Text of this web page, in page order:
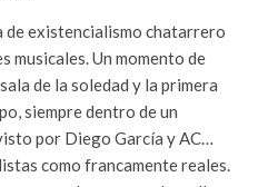
existencialismo chatarrero
musicales. Un momento de
de la soledad y la primera
siempre dentro de un
por Diego García y AC…
como francamente reales.